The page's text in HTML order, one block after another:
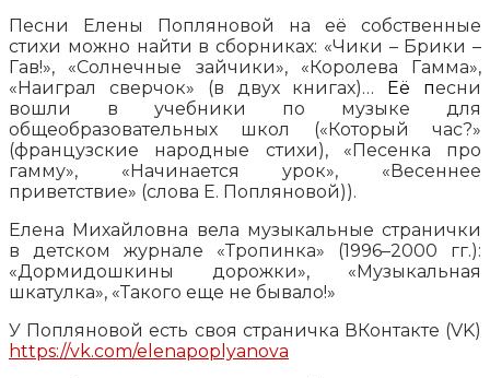
Песни Елены Попляновой на её собственные
стихи можно найти в сборниках: «Чики – Брики –
Гав!», «Солнечные зайчики», «Королева Гамма»,
«Наиграл сверчок» (в двух книгах)… Её песни
вошли в учебники по музыке для
общеобразовательных школ («Который час?»
(французские народные стихи), «Песенка про
гамму», «Начинается урок», «Весеннее
приветствие» (слова Е. Попляновой)).
Елена Михайловна вела музыкальные странички
в детском журнале «Тропинка» (1996–2000 гг.):
«Дормидошкины дорожки», «Музыкальная
шкатулка», «Такого еще не бывало!»
У Попляновой есть своя страничка ВКонтакте (VK)
https://vk.com/elenapoplyanova